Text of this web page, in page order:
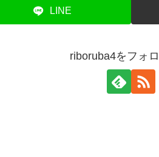
LINE
riboruba4をフォ